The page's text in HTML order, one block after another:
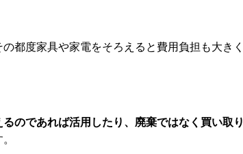
都度家具や家電をそろえると費用負担も大きく
のであれば活用したり、廃棄ではなく買い取り